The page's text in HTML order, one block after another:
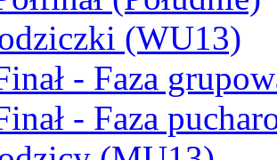
(WU13)
- Faza
- Faza